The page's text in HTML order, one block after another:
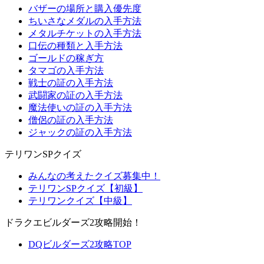
バザーの場所と購入優先度
ちいさなメダルの入手方法
メタルチケットの入手方法
口伝の種類と入手方法
ゴールドの稼ぎ方
タマゴの入手方法
戦士の証の入手方法
武闘家の証の入手方法
魔法使いの証の入手方法
僧侶の証の入手方法
ジャックの証の入手方法
テリワンSPクイズ
みんなの考えたクイズ募集中！
テリワンSPクイズ【初級】
テリワンクイズ【中級】
ドラクエビルダーズ2攻略開始！
DQビルダーズ2攻略TOP